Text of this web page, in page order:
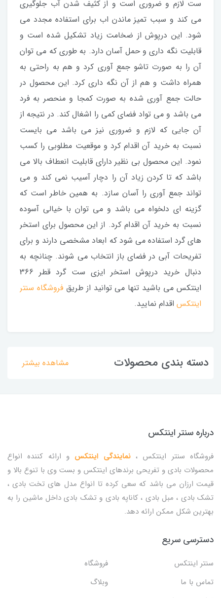
ست لازم و ضروری است و از کثیف شدن آب جلوگیری
می کند و سبب تمیز ماندن اب برای استفاده مجدد می
شود. این درپوش از ضخامت زیاد تشکیل شده است و
قابلیت نگه داری و حمل آسان دارد. به طوری که می توان
آن را به صورت تاشو جمع آوری کرد و هم به راحتی به
همراه داشت و هم از آن نگه داری کرد. این محصول در
حالت جمع آوری شده به صورت کمجا و منحصر به فرد
می باشد و می تواد فضای کمی را اشغال کند. در نتیجه از
آن جایی که لازم و ضروری نیز می باشد می بایست
نسبت به خرید آن اقدام کرد و موقعیت مطلوبی را کسب
نمود. این محصول بی نظیر دارای قابلیت انعطاف بالا می
باشد که تا کردن زیاد آن را دچار آسیب نمی کند و می
تواند جمع آوری را آسان سازد. به همین خاطر است که
گزینه ای دلخواه می باشد و می توان با خیالی آسوده
نسبت به خرید آن اقدام کرد. از این محصول برای استخر
های گرد استفاده می شود که ابعاد مشخصی دارند و برای
تفریحات آبی در فضای باز انتخاب می شوند. چنانچه به
دنبال خرید درپوش استخر ایزی ست گرد قطر 366
اینتکس می باشید تنها می توانید از طریقفروشگاه سنتر
اینتکس اقدام نمایید.
دسته بندی محصولات مشاهده بیشتر
درباره سنتر اینتکس
فروشگاه سنتر اینتکس ،نمایندگی اینتکس و ارائه کننده انواع
محصولات بادی و تفریحی برندهای اینتکس و بست وی با تنوع بالا و
قیمت ارزان می باشد که سعی کرده تا انواع مدل های تخت بادی ،
تشک بادی ، مبل بادی ، کاناپه بادی و تشک بادی داخل ماشین را به
بهترین شکل ممکن ارائه دهد.
دسترسی سریع
سنتر اینتکس
فروشگاه
تماس با ما
وبلاگ